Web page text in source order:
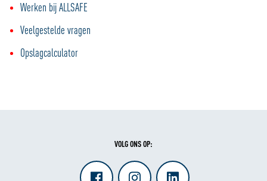
Werken bij ALLSAFE
Veelgestelde vragen
Opslagcalculator
VOLG ONS OP: